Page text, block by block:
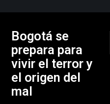
Bogotá se
prepara para
vivir el terror y
el origen del
mal